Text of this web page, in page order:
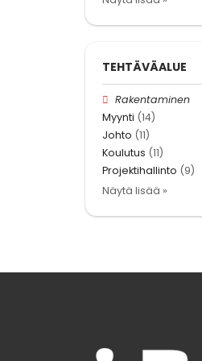
TEHTÄVÄALUE
Rakentaminen
Myynti (14)
Johto (11)
Koulutus (11)
Projektihallinto (9)
Näytä lisää »